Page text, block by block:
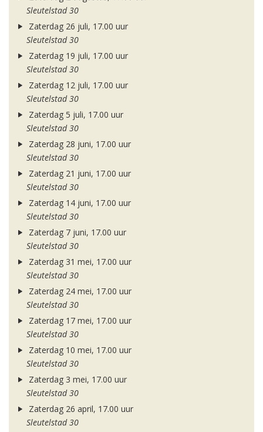
Sleutelstad 30
Zaterdag 26 juli, 17.00 uur
Sleutelstad 30
Zaterdag 19 juli, 17.00 uur
Sleutelstad 30
Zaterdag 12 juli, 17.00 uur
Sleutelstad 30
Zaterdag 5 juli, 17.00 uur
Sleutelstad 30
Zaterdag 28 juni, 17.00 uur
Sleutelstad 30
Zaterdag 21 juni, 17.00 uur
Sleutelstad 30
Zaterdag 14 juni, 17.00 uur
Sleutelstad 30
Zaterdag 7 juni, 17.00 uur
Sleutelstad 30
Zaterdag 31 mei, 17.00 uur
Sleutelstad 30
Zaterdag 24 mei, 17.00 uur
Sleutelstad 30
Zaterdag 17 mei, 17.00 uur
Sleutelstad 30
Zaterdag 10 mei, 17.00 uur
Sleutelstad 30
Zaterdag 3 mei, 17.00 uur
Sleutelstad 30
Zaterdag 26 april, 17.00 uur
Sleutelstad 30